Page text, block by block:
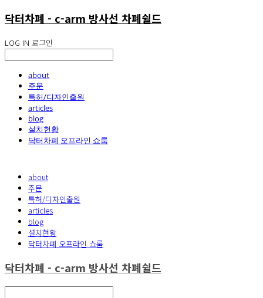
닥터차폐 - c-arm 방사선 차폐쉴드
LOG IN 로그인
about
주문
특허/디자인출원
articles
blog
설치현황
닥터차폐 오프라인 쇼룸
about
주문
특허/디자인출원
articles
blog
설치현황
닥터차폐 오프라인 쇼룸
닥터차폐 - c-arm 방사선 차폐쉴드